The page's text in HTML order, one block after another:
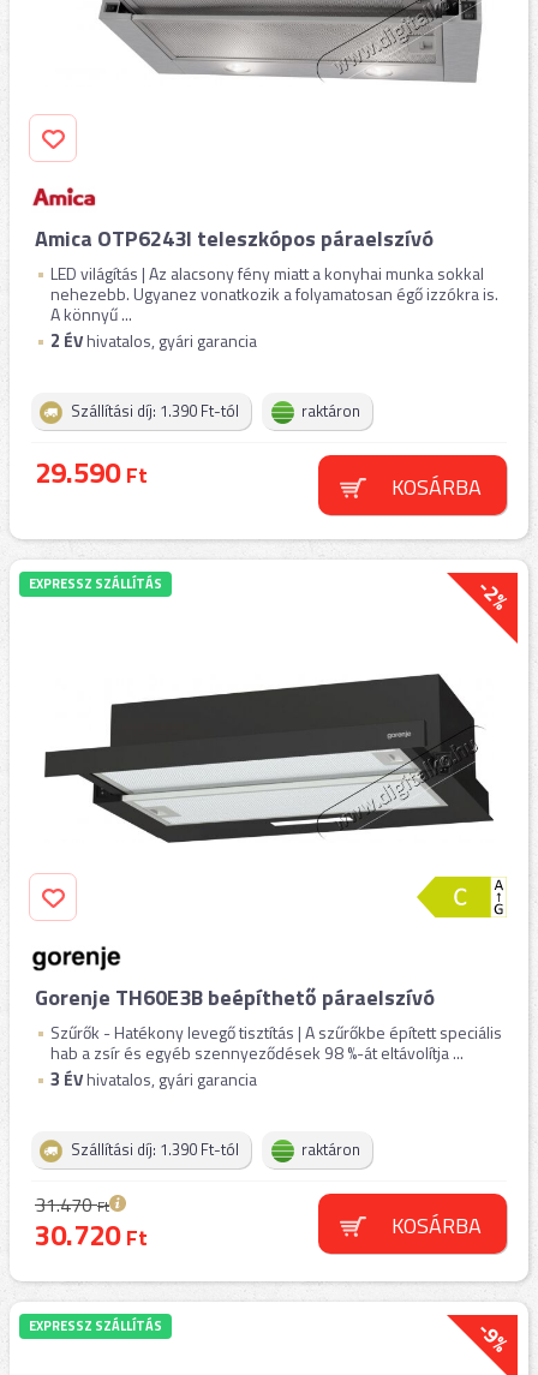
Amica OTP6243I teleszkópos páraelszívó
LED világítás | Az alacsony fény miatt a konyhai munka sokkal
nehezebb. Ugyanez vonatkozik a folyamatosan égő izzókra is.
A könnyű ...
2 ÉVhivatalos, gyári garancia
Szállítási díj: 1.390 Ft-tól raktáron
29.590Ft KOSÁRBA
-2%
EXPRESSZ SZÁLLÍTÁS
Gorenje TH60E3B beépíthető páraelszívó
Szűrők - Hatékony levegő tisztítás | A szűrőkbe épített speciális
hab a zsír és egyéb szennyeződések 98 %-át eltávolítja ...
3 ÉVhivatalos, gyári garancia
Szállítási díj: 1.390 Ft-tól raktáron
31.470Ft
30.720Ft KOSÁRBA
-9%
EXPRESSZ SZÁLLÍTÁS